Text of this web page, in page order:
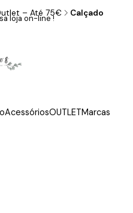
AcessóriosOUTLETMarcas
loja on-line !
– Até 75€ Calçado